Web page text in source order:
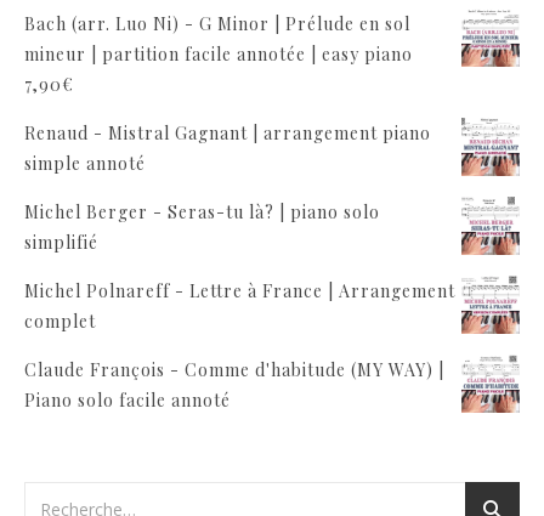
Bach (arr. Luo Ni) - G Minor | Prélude en sol
mineur | partition facile annotée | easy piano
7,90€
Renaud - Mistral Gagnant | arrangement piano
simple annoté
Michel Berger - Seras-tu là? | piano solo
simplifié
Michel Polnareff - Lettre à France | Arrangement
complet
Claude François - Comme d'habitude (MY WAY) |
Piano solo facile annoté